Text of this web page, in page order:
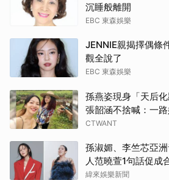
沉睡般離開
EBC 東森娛樂
JENNIE親揭擇偶條
觀全說了
EBC 東森娛樂
孫燕姿現身「天后
張韶涵不捨喊：一
CTWANT
孫淑媚、李竺芯亞
人范曉萱1句話促成
緯來娛樂新聞